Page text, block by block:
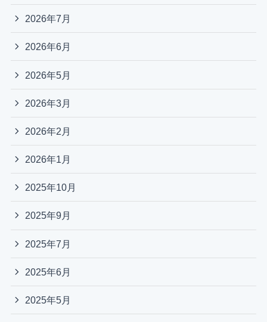
2026年7月
2026年6月
2026年5月
2026年3月
2026年2月
2026年1月
2025年10月
2025年9月
2025年7月
2025年6月
2025年5月